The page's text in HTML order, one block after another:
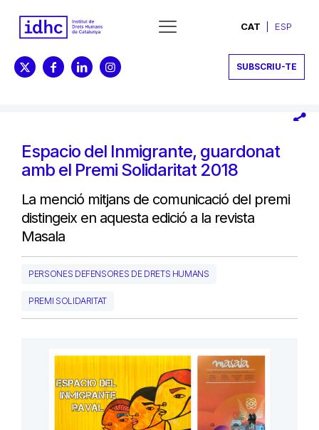
CAT ESP
SUBSCRIU-TE
Espacio del Inmigrante, guardonat
amb el Premi Solidaritat 2018
La menció mitjans de comunicació del premi
distingeix en aquesta edició a la revista
Masala
PERSONES DEFENSORES DE DRETS HUMANS
PREMI SOLIDARITAT